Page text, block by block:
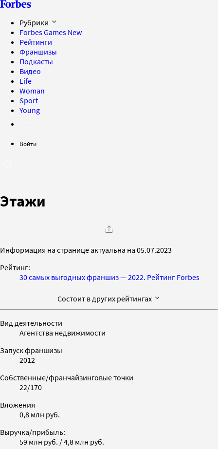
Рубрики
Forbes Games New
Рейтинги
Франшизы
Подкасты
Видео
Life
Woman
Sport
Young
Войти
Этажи
Информация на странице актуальна на 05.07.2023
Рейтинг:
30 самых выгодных франшиз — 2022. Рейтинг Forbes
Состоит в других рейтингах
Вид деятельности
Агентства недвижимости
Запуск франшизы
2012
Собственные/франчайзинговые точки
22/170
Вложения
0,8 млн руб.
Выручка/прибыль:
59 млн руб. / 4,8 млн руб.